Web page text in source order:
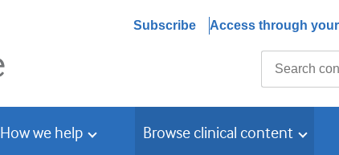
Subscribe Access through
How we help Browse clinical content